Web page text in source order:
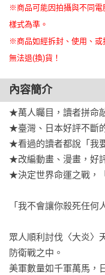
※商品可能因拍攝與不同電
樣式為準。
※商品如經拆封、使用、或
無法退(換)貨！
內容簡介
★萬人矚目，讀者拼命
★臺灣、日本好評不斷
★看過的讀者都說「我
★改編動畫、漫畫，好
★決定世界命運之戰，
「我不會讓你殺死任何
眾人順利討伐〈大炎〉
防衛戰之中。
美軍數量如千軍萬馬，